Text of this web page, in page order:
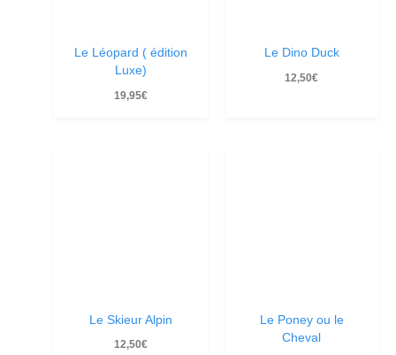
Le Léopard ( édition
Luxe)
19,95€
Le Dino Duck
12,50€
Le Skieur Alpin
12,50€
Le Poney ou le
Cheval